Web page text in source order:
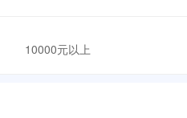
10000元以上